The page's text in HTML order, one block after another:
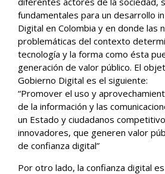
fundamentales para un desarrollo
Digital en Colombia y en donde las
problemáticas del contexto
tecnología y la forma como ésta
generación de valor público. El
Gobierno Digital es el siguiente:
“Promover el uso y
de la información y las
un Estado y ciudadanos
innovadores, que generen valor
de confianza digital”
Por otro lado, la confianza digital